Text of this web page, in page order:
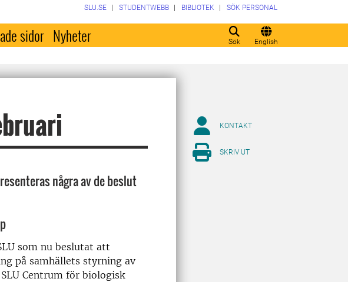
Sök English
SLU.SE STUDENTWEBB BIBLIOTEK SÖK PERSONAL
sidor Nyheter
några av de beslut
som nu beslutat att
på samhällets styrning av
Centrum för biologisk
KONTAKT
SKRIV UT